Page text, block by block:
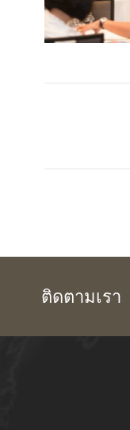
ติดตามเรา